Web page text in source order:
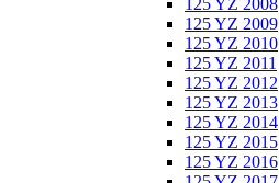
125 YZ 2008
125 YZ 2009
125 YZ 2010
125 YZ 2011
125 YZ 2012
125 YZ 2013
125 YZ 2014
125 YZ 2015
125 YZ 2016